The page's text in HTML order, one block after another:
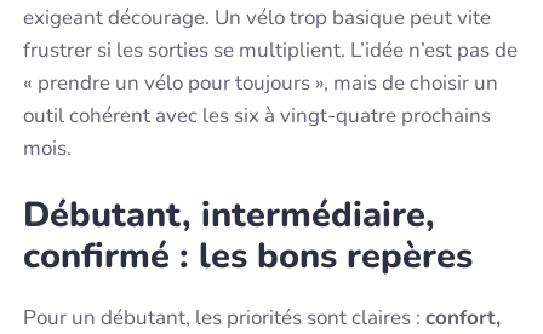
exigeant décourage. Un vélo trop basique peut vite
frustrer si les sorties se multiplient. L’idée n’est pas de
« prendre un vélo pour toujours », mais de choisir un
outil cohérent avec les six à vingt-quatre prochains
mois.
Débutant, intermédiaire,
confirmé : les bons repères
Pour un débutant, les priorités sont claires :confort,